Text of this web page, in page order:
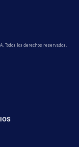
Todos los derechos reservados.